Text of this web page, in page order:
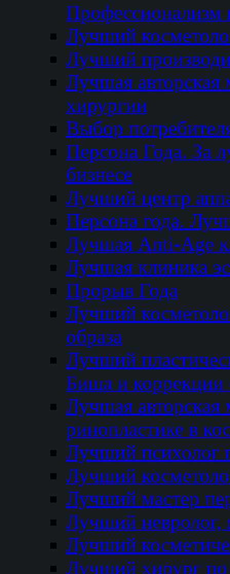
Профессионализм
Лучший
Лучший
Лучшая авторская
хирургии
Выбор
Персона Года. За
бизнесе
Лучший центр
Персона года.
Лучшая Anti-Age
Лучшая клиника
Прорыв Года
Лучший
образа
Лучший
Биша и коррекции
Лучшая авторская
ринопластике в
Лучший психолог
Лучший
Лучший мастер
Лучший невролог,
Лучший
Лучший хирург по